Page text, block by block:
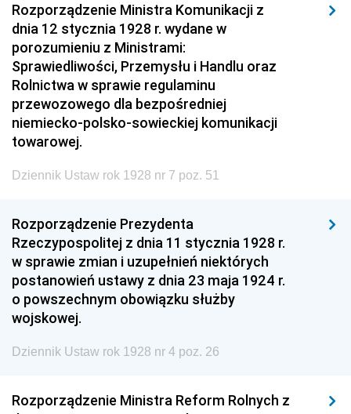
Rozporządzenie Ministra Komunikacji z
dnia 12 stycznia 1928 r. wydane w
porozumieniu z Ministrami:
Sprawiedliwości, Przemysłu i Handlu oraz
Rolnictwa w sprawie regulaminu
przewozowego dla bezpośredniej
niemiecko-polsko-sowieckiej komunikacji
towarowej.
Dziennik Ustaw rok 1928 nr 7 poz. 51
Rozporządzenie Prezydenta
Rzeczypospolitej z dnia 11 stycznia 1928 r.
w sprawie zmian i uzupełnień niektórych
postanowień ustawy z dnia 23 maja 1924 r.
o powszechnym obowiązku służby
wojskowej.
Dziennik Ustaw rok 1928 nr 4 poz. 26
Rozporządzenie Ministra Reform Rolnych z